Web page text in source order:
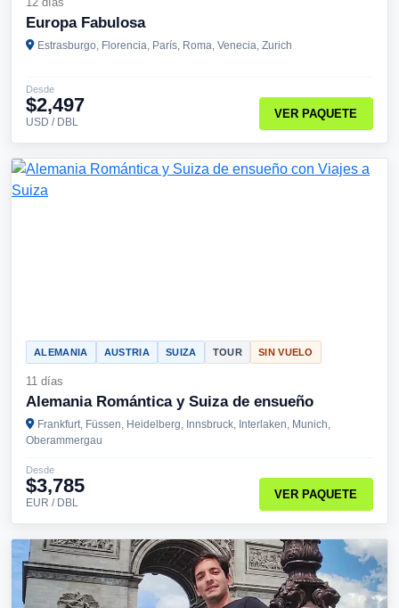
Europa Fabulosa
Estrasburgo, Florencia, París, Roma, Venecia, Zurich
Desde
$2,497
USD / DBL
VER PAQUETE
ALEMANIA AUSTRIA SUIZA TOUR SIN VUELO
11 días
Alemania Romántica y Suiza de ensueño
Frankfurt, Füssen, Heidelberg, Innsbruck, Interlaken, Munich,
Oberammergau
Desde
$3,785
EUR / DBL
VER PAQUETE